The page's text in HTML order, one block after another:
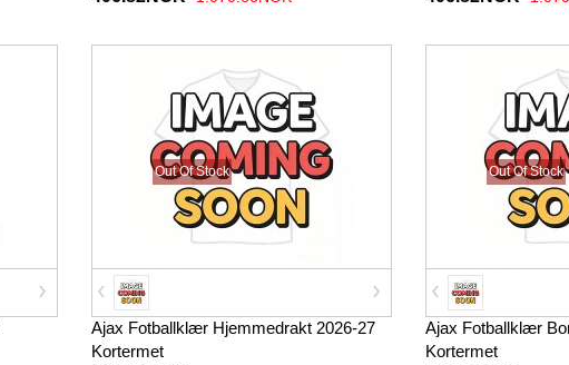
Out Of Stock
Ajax Fotballklær Hjemmedrakt 2026-27
Kortermet
Out Of Stock
Ajax Fotballklær
Kortermet